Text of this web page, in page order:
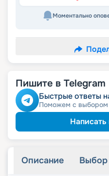
Моментально
Пишите в Telegram
Быстрые ответы
Поможем с выбором
Написать
Описание